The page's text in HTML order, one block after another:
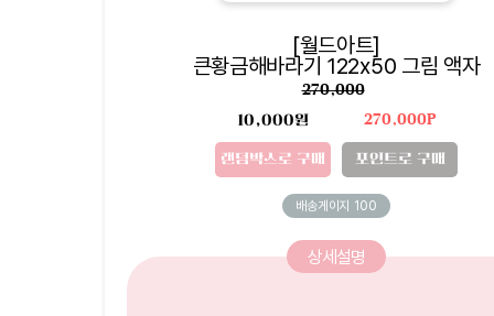
[월드아트]
큰황금해바라기 122x50 그림 액자
270,000
10,000원
랜덤박스로 구매
270,000P
포인트로 구매
배송게이지 100
상세설명